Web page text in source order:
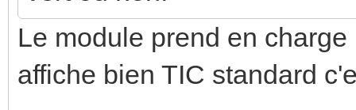
Le module prend en
affiche bien TIC standard